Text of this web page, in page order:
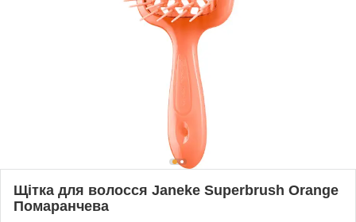
Щітка для волосся Janeke Superbrush Orange
Помаранчева